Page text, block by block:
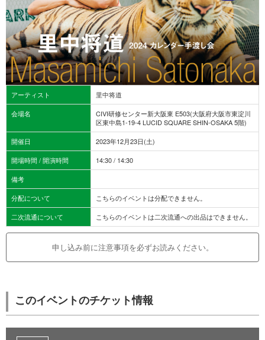
アーティスト
里中将道
会場名
CIVI研修センター新大阪東 E503(大阪府大阪市東淀川
区東中島1-19-4 LUCID SQUARE SHIN-OSAKA 5階)
開催日
2023年12月23日(土)
開場時間 / 開演時間
14:30 / 14:30
備考
分配について
こちらのイベントは分配できません。
二次流通について
こちらのイベントは二次流通への出品はできません。
申し込み前に注意事項を必ずお読みください。
このイベントのチケット情報